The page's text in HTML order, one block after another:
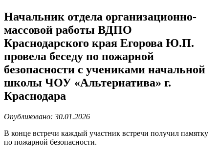
Начальник отдела организационно-
массовой работы ВДПО
Краснодарского края Егорова Ю.П.
провела беседу по пожарной
безопасности с учениками начальной
школы ЧОУ «Альтернатива» г.
Краснодара
Опубликовано: 30.01.2026
В конце встречи каждый участник встречи получил памятку
по пожарной безопасности.